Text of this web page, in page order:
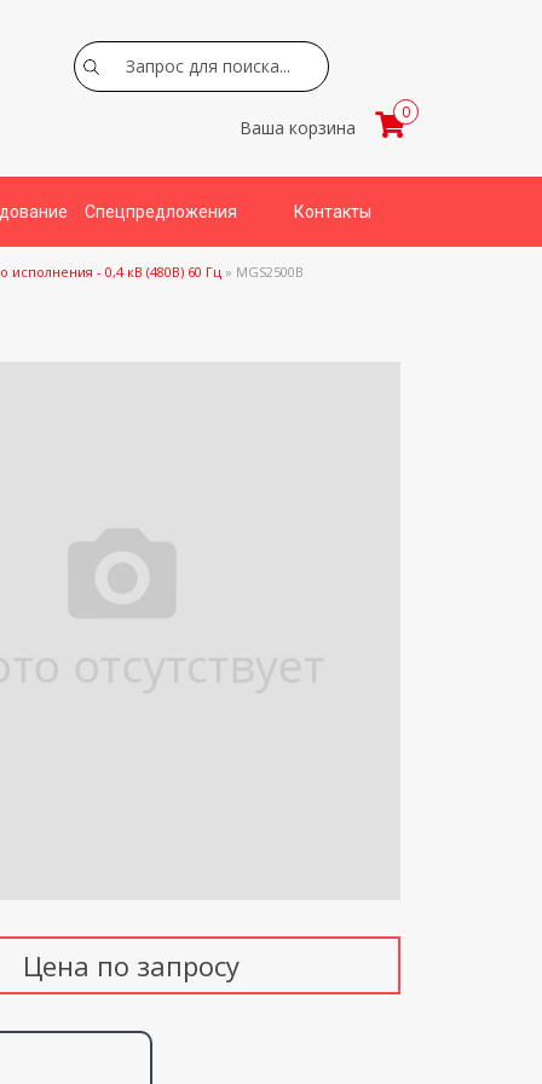
Search
Ваша корзина
0
Спецпредложения Контакты
- 0,4 кВ (480В) 60 Гц » MGS2500B
Цена по запросу